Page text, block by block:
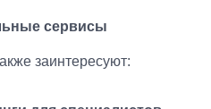
сервисы
заинтересуют: